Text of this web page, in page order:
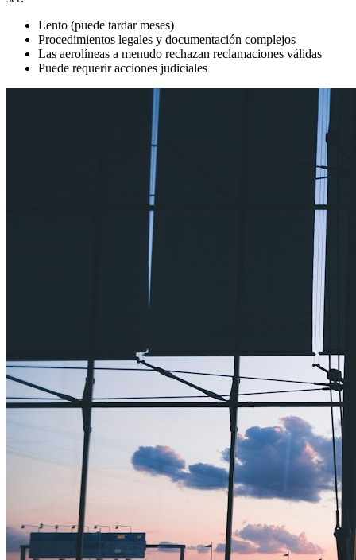
Lento (puede tardar meses)
Procedimientos legales y documentación complejos
Las aerolíneas a menudo rechazan reclamaciones válidas
Puede requerir acciones judiciales